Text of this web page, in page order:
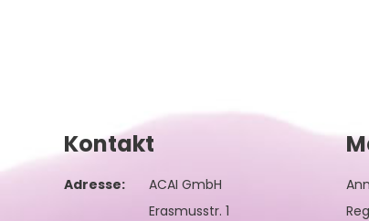
Kontakt
Adresse:
ACAI GmbH
Erasmusstr. 1